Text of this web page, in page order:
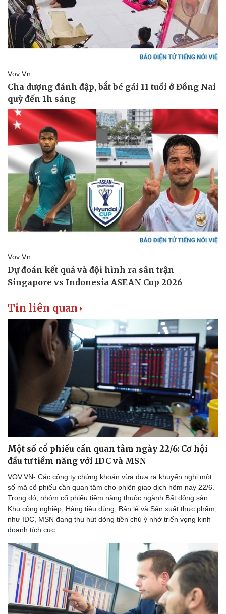
Lịch thi đấu bóng đá
Thế giới thể thao
eSports
Ô tô - Xe máy
Ô tô
Xe máy
Tin liên quan
Một số cổ phiếu cần quan tâm ngày 22/6: Cơ hội
đầu tư tiềm năng với IDC và MSN
VOV.VN- Các công ty chứng khoán vừa đưa ra khuyến nghị một
số mã cổ phiếu cần quan tâm cho phiên giao dịch hôm nay 22/6.
Trong đó, nhóm cổ phiếu tiềm năng thuộc ngành Bất động sản
Khu công nghiệp, Hàng tiêu dùng, Bán lẻ và Sản xuất thực phẩm,
như IDC, MSN đang thu hút dòng tiền chú ý nhờ triển vọng kinh
doanh tích cực.